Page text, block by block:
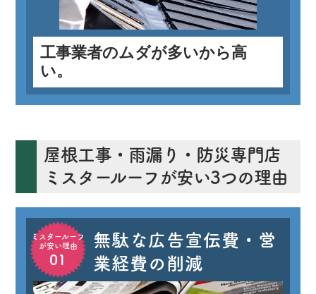
工事業者のムダが多いから高
い。
屋根工事・雨漏り・防災専門店
ミスタールーフが安い3つの理由
ミスタールーフ
が安い理由
01
無駄な広告宣伝費・営
業経費の削減